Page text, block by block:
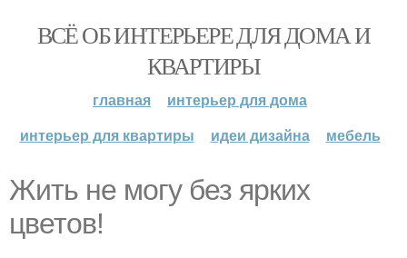
ВСЁ ОБ ИНТЕРЬЕРЕ ДЛЯ ДОМА И
КВАРТИРЫ
главная
интерьер для дома
интерьер для квартиры
идеи дизайна мебель
Жить не могу без ярких
цветов!